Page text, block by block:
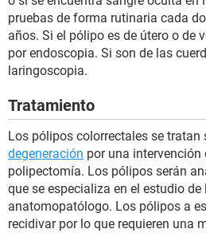
pruebas de forma rutinaria cada
años. Si el pólipo es de útero o de
por endoscopia. Si son de las
laringoscopia.
Tratamiento
Los pólipos colorrectales se tratan
degeneración por una
polipectomía. Los pólipos serán
que se especializa en el estudio de
anatomopatólogo. Los pólipos a
recidivar por lo que requieren una